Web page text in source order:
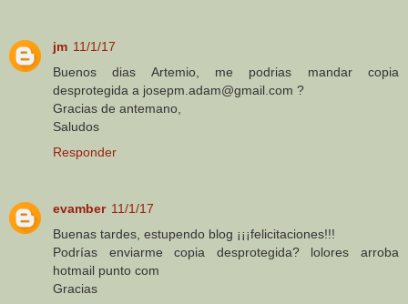
jm 11/1/17
Buenos dias Artemio, me podrias mandar copia
desprotegida a josepm.adam@gmail.com ?
Gracias de antemano,
Saludos
Responder
evamber 11/1/17
Buenas tardes, estupendo blog ¡¡¡felicitaciones!!!
Podrías enviarme copia desprotegida? lolores arroba
hotmail punto com
Gracias